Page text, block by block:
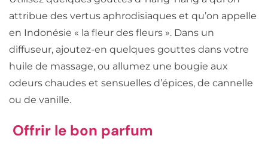
attribue des vertus aphrodisiaques et qu’on appelle
en Indonésie « la fleur des fleurs ». Dans un
diffuseur, ajoutez-en quelques gouttes dans votre
huile de massage, ou allumez une bougie aux
odeurs chaudes et sensuelles d’épices, de cannelle
ou de vanille.
Offrir le bon parfum